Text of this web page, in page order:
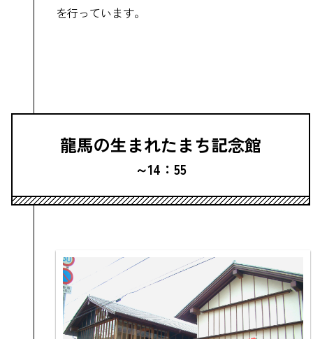
を行っています。
龍馬の生まれたまち記念館
～14：55